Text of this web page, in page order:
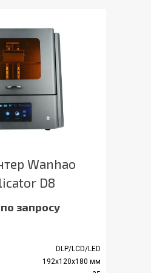
Wanhao
D8
запросу
DLP/LCD/LED
192х120х180 мм